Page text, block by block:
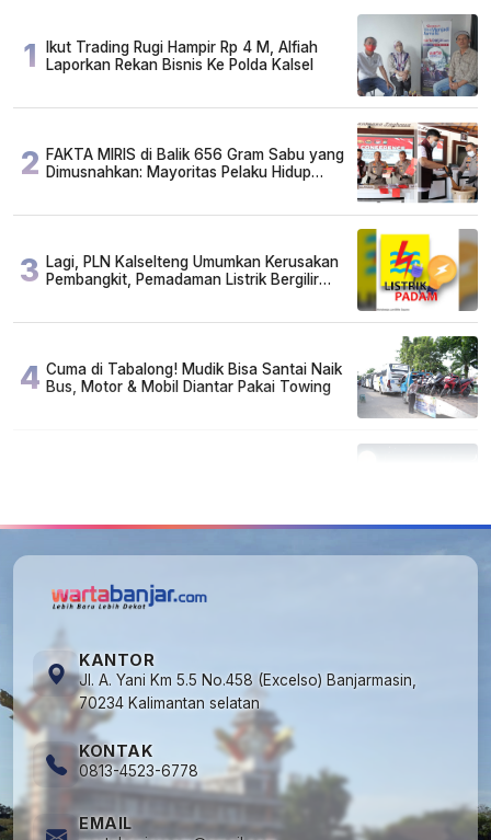
1
Ikut Trading Rugi Hampir Rp 4 M, Alfiah
Laporkan Rekan Bisnis Ke Polda Kalsel
2 FAKTA MIRIS di Balik 656 Gram Sabu yang
Dimusnahkan: Mayoritas Pelaku Hidup
3 Lagi, PLN Kalselteng Umumkan Kerusakan
Pembangkit, Pemadaman Listrik Bergilir
4 Cuma di Tabalong! Mudik Bisa Santai Naik
Bus, Motor & Mobil Diantar Pakai Towing
KANTOR
Jl. A. Yani Km 5.5 No.458 (Excelso) Banjarmasin,
70234 Kalimantan selatan
KONTAK
0813-4523-6778
EMAIL